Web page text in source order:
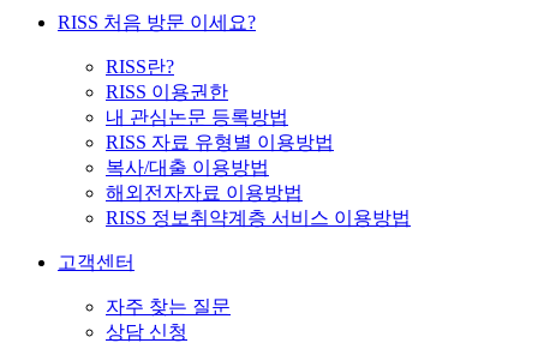
RISS 처음 방문 이세요?
RISS란?
RISS 이용권한
내 관심논문 등록방법
RISS 자료 유형별 이용방법
복사/대출 이용방법
해외전자자료 이용방법
RISS 정보취약계층 서비스 이용방법
고객센터
자주 찾는 질문
상담 신청